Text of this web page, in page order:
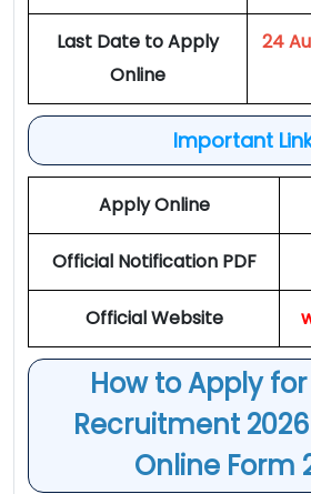
Last Date to Apply
Online
24
Important
Apply Online
Official Notification PDF
Official Website
How to Apply for
Recruitment 2026
Online Form